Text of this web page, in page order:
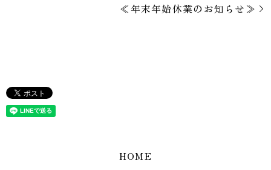
≪年末年始休業のお知らせ≫
HOME